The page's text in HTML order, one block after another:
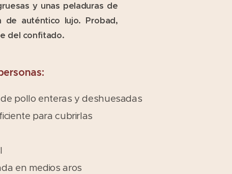
y unas peladuras de
de auténtico lujo. Probad,
del confitado.
pollo enteras y deshuesadas
para cubrirlas
en medios aros